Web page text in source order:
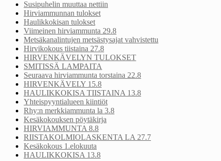
Susipuhelin muuttaa nettiin
Hirviammunnan tulokset
Haulikkokisan tulokset
Viimeinen hirviammunta 29.8
Metsäkanalintujen metsästysajat vahvistettu
Hirvikokous tiistaina 27.8
HIRVENKÄVELYN TULOKSET
SMITISSÄ LAMPAITA
Seuraava hirviammunta torstaina 22.8
HIRVENKÄVELY 15.8
HAULIKKOKISA TIISTAINA 13.8
Yhteispyyntialueen kiintiöt
Rhy:n merkkiammunta la 3.8
Kesäkokouksen pöytäkirja
HIRVIAMMUNTA 8.8
RIISTAKOLMIOLASKENTA LA 27.7
Kesäkokous 1.elokuuta
HAULIKKOKISA 13.8